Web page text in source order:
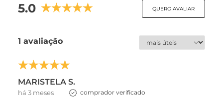
5.0 QUERO AVALIAR
1 avaliação
MARISTELA S.
há 3 meses comprador verificado